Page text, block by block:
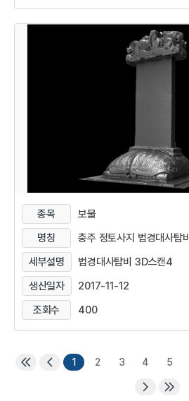
종목
보물
명칭
충주 정토사지 법경대사탑비
세부설명
법경대사탑비 3D스캔4
생산일자
2017-11-12
조회수
400
1 2 3 4 5